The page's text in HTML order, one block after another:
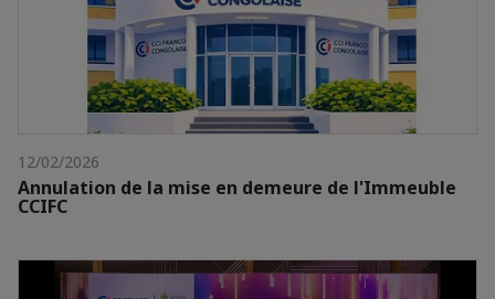
12/02/2026
Annulation de la mise en demeure de l'Immeuble
CCIFC